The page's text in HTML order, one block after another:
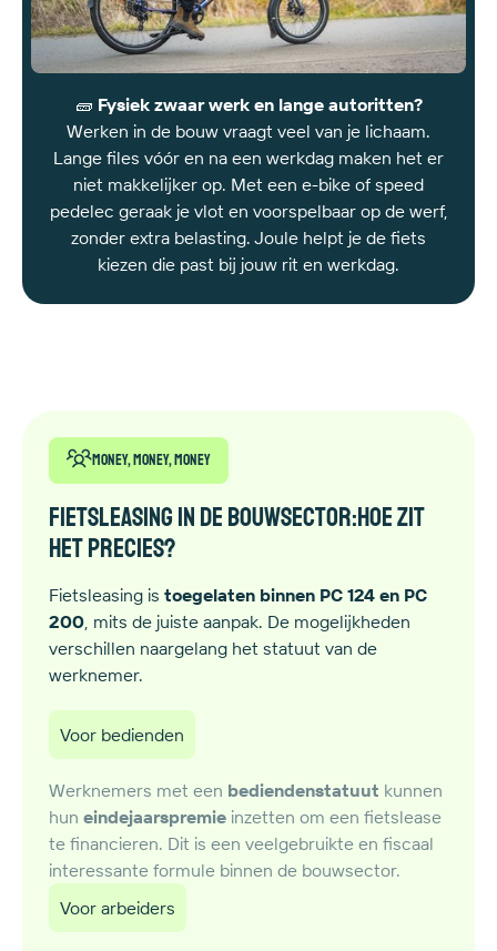
bij
fietsinfrastructuur
🧱 Fysiek zwaar werk en lange autoritten?
Werken in de bouw vraagt veel van je lichaam.
Lange files vóór en na een werkdag maken het er
niet makkelijker op. Met een e-bike of speed
pedelec geraak je vlot en voorspelbaar op de werf,
zonder extra belasting. Joule helpt je de fiets
kiezen die past bij jouw rit en werkdag.
Money, money, money
Fietsleasing in de bouwsector:hoe zit
het precies?
Fietsleasing is toegelaten binnen PC 124 en PC
200 , mits de juiste aanpak. De mogelijkheden
verschillen naargelang het statuut van de
werknemer.
Voor bedienden
Werknemers met een bediendenstatuut kunnen
hun eindejaarspremie inzetten om een fietslease
te financieren. Dit is een veelgebruikte en fiscaal
interessante formule binnen de bouwsector.
Voor arbeiders